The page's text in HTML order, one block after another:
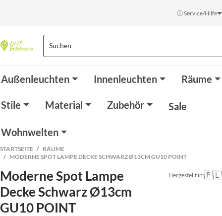
ⓘ Service/Hilfe
Außenleuchten Innenleuchten Räume
Stile Material Zubehör Sale
Wohnwelten
STARTSEITE
RÄUME
MODERNE SPOT LAMPE DECKE SCHWARZ Ø13CM GU10 POINT
Moderne Spot Lampe
Decke Schwarz Ø13cm
GU10 POINT
Hergestellt in:🇵🇱